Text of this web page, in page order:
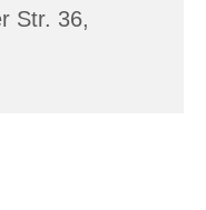
Str. 36,